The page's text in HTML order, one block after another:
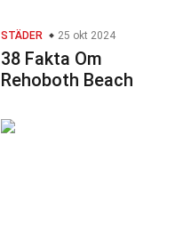
STÄDER 25 okt 2024
38 Fakta Om
Rehoboth Beach